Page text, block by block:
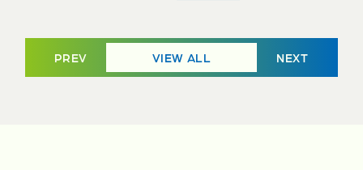
PREV VIEW ALL NEXT